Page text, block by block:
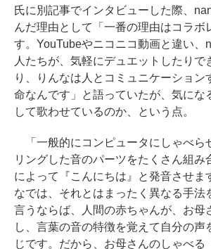
氏に別記事でインタビューした際、
んだ理由として「一番の理由はコラボ
す。YouTubeやニコニコ動画と違い、
人たちが、気軽にデュエットしたりで
り、りんなは人とコミュニケーション
命なんです」と語っていたが、気にな
して歌わせているのか、という点。
「一般的にコンピュータにしゃべら
リングした音のパーツをたくさん組み
によって『こんにちは』と発音させま
なでは、それとはまったく異なる手法
言うならば、人間の赤ちゃんが、お母
し、言葉の音の特徴を覚えて自分の声
じです。だから、お母さんのしゃべる